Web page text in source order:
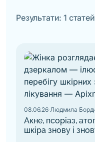
Результати: 1 статей
08.06.26·Людмила
Акне, псоріаз,
шкіра знову і